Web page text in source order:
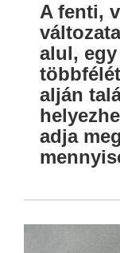
A fenti,
alul,
alján
adja